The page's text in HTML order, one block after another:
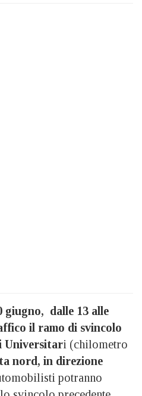
giugno, dalle 13 alle
il ramo di svincolo
Universitari (chilometro
nord, in direzione
potranno